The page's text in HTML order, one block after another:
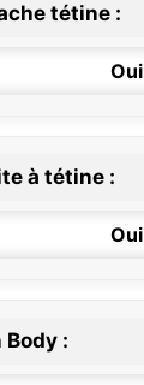
tétine :
Oui
à tétine :
Oui
: